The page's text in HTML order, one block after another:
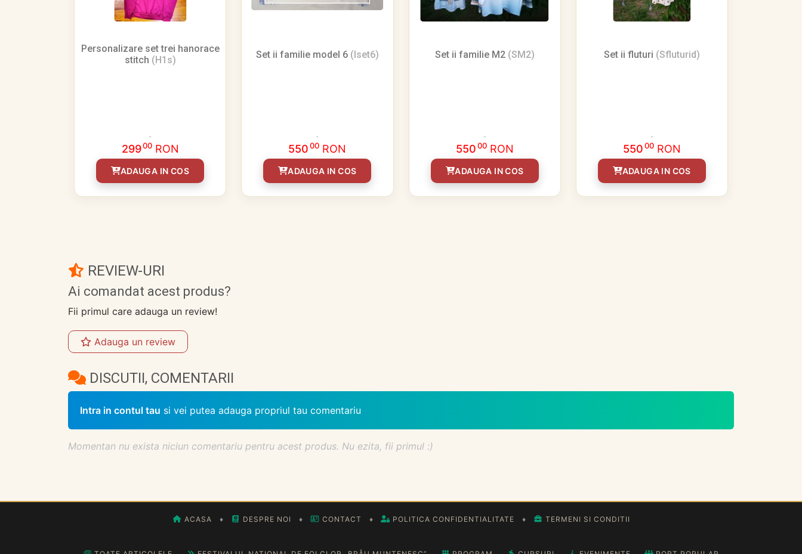
Personalizare set trei hanorace
stitch (H1s)
29900 RON
ADAUGA IN COS
Set ii familie model 6 (Iset6)
550 00 RON
ADAUGA IN COS
Set ii familie M2 (SM2)
55000 RON
ADAUGA IN COS
Set ii fluturi (Sfluturid)
55000 RON
ADAUGA IN COS
REVIEW-URI
Ai comandat acest produs?
Fii primul care adauga un review!
Adauga un review
DISCUTII, COMENTARII
Intra in contul tau si vei putea adauga propriul tau comentariu
Momentan nu exista niciun comentariu pentru acest produs. Nu ezita, fii primul :)
ACASA ♦ DESPRE NOI ♦ CONTACT ♦ POLITICA CONFIDENTIALITATE ♦ TERMENI SI CONDITII